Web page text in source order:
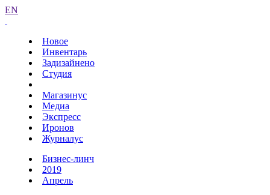
EN
Новое
Инвентарь
Задизайнено
Студия
Магазинус
Медиа
Экспресс
Иронов
Журналус
Бизнес-линч
2019
Апрель